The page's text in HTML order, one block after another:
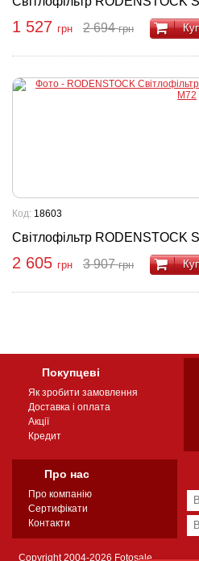
1 527 грн 2 694грн
Світлофільтр RODENSTOCK
Код: 18603
2 605 грн 3 907грн
Покупцеві
Як зробити замовлення
Доставка і оплата
Акції
Кредит
Про нас
Про компанію
Сертифікати
Контакти
Copyright 2004-2026 Fotosale